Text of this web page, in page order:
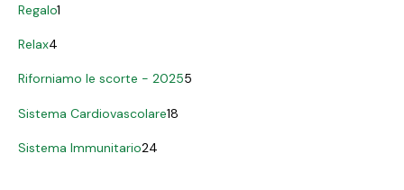
Regalo1
Relax4
Riforniamo le scorte - 20255
Sistema Cardiovascolare18
Sistema Immunitario24